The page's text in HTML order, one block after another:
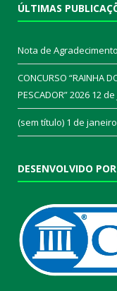
ÚLTIMAS
Nota de Agradecimento
CONCURSO “RAINHA
PESCADOR” 2026 12
(sem título) 1 de
DESENVOLVIDO